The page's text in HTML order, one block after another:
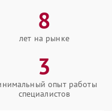
8
лет на рынке
3
опыт работы
специалистов